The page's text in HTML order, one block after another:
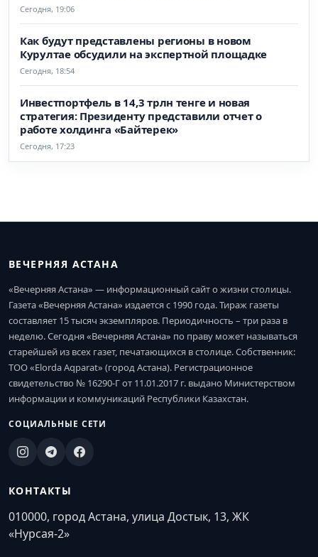
Сегодня, 19:06
Как будут представлены регионы в новом
Курултае обсудили на экспертной площадке
Сегодня, 18:54
Инвестпортфель в 14,3 трлн тенге и новая
стратегия: Президенту представили отчет о
работе холдинга «Байтерек»
Сегодня, 17:23
ВЕЧЕРНЯЯ АСТАНА
«Вечерняя Астана» — информационный сайт о жизни столицы.
Газета «Вечерняя Астана» издается с 1990 года. Тираж газеты
составляет 15 тысяч экземпляров. Периодичность – три раза в
неделю. Сегодня «Вечерняя Астана» по праву может называться
старейшей из всех газет, печатающихся в столице. Собственник:
ТОО «Elorda Aqparat» (город Астана). Регистрационное
свидетельство № 16290-Г от 11.01.2017 г. выдано Министерством
информации и коммуникаций Республики Казахстан.
СОЦИАЛЬНЫЕ СЕТИ
КОНТАКТЫ
010000, город Астана, улица Достык, 13, ЖК
«Нурсая-2»